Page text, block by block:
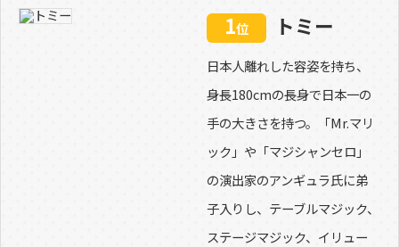
1位 トミー
日本人離れした容姿を持ち、
身長180cmの長身で日本一の
手の大きさを持つ。「Mr.マリ
ック」や「マジシャンセロ」
の演出家のアンギュラ氏に弟
子入りし、テーブルマジック、
ステージマジック、イリュー